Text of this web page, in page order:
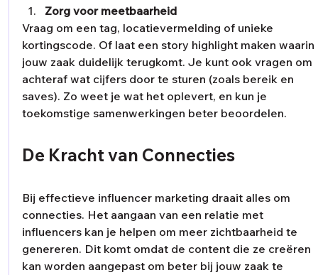
Zorg voor meetbaarheid
Vraag om een tag, locatievermelding of unieke
kortingscode. Of laat een story highlight maken waarin
jouw zaak duidelijk terugkomt. Je kunt ook vragen om
achteraf wat cijfers door te sturen (zoals bereik en
saves). Zo weet je wat het oplevert, en kun je
toekomstige samenwerkingen beter beoordelen.
De Kracht van Connecties
Bij effectieve influencer marketing draait alles om
connecties. Het aangaan van een relatie met
influencers kan je helpen om meer zichtbaarheid te
genereren. Dit komt omdat de content die ze creëren
kan worden aangepast om beter bij jouw zaak te